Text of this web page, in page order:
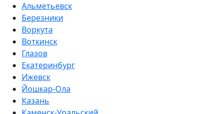
Альметьевск
Березники
Воркута
Воткинск
Глазов
Екатеринбург
Ижевск
Йошкар-Ола
Казань